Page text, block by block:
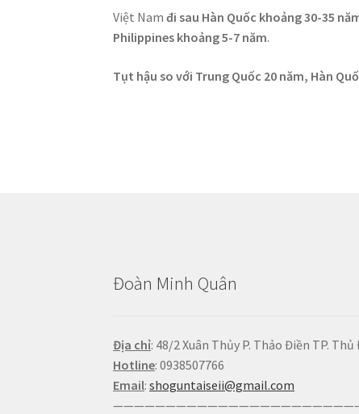
Việt Namđi sau Hàn Quốc khoảng 30-35
Philippines khoảng 5-7 năm.
Tụt hậu so với Trung Quốc 20 năm, Hàn
Đoàn Minh Quân
Địa chỉ: 48/2 Xuân Thủy P. Thảo Điền TP. Thủ
Hotline: 0938507766
Email:shoguntaiseii@gmail.com